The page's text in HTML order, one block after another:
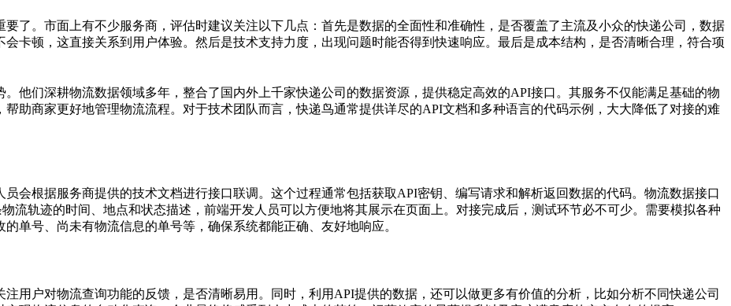
了。市面上有不少服务商，评估时建议关注以下几点：首先是数据的全面性和准确性，是否覆盖了主流及小众的快递公司，数据
卡顿，这直接关系到用户体验。然后是技术支持力度，出现问题时能否得到快速响应。最后是成本结构，是否清晰合理，符合项
他们深耕物流数据领域多年，整合了国内外上千家快递公司的数据资源，提供稳定高效的API接口。其服务不仅能满足基础的物
助商家更好地管理物流流程。对于技术团队而言，快递鸟通常提供详尽的API文档和多种语言的代码示例，大大降低了对接的难
会根据服务商提供的技术文档进行接口联调。这个过程通常包括获取API密钥、编写请求和解析返回数据的代码。物流数据接口
流轨迹的时间、地点和状态描述，前端开发人员可以方便地将其展示在页面上。对接完成后，测试环节必不可少。需要模拟各种
单号、尚未有物流信息的单号等，确保系统都能正确、友好地响应。
用户对物流查询功能的反馈，是否清晰易用。同时，利用API提供的数据，还可以做更多有价值的分析，比如分析不同快递公司